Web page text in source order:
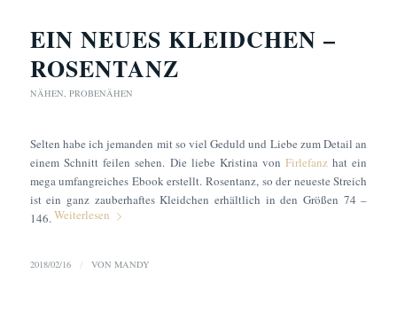
EIN NEUES KLEIDCHEN –
ROSENTANZ
NÄHEN, PROBENÄHEN
Selten habe ich jemanden mit so viel Geduld und Liebe zum Detail an
einem Schnitt feilen sehen. Die liebe Kristina vonFirlefanz hat ein
mega umfangreiches Ebook erstellt. Rosentanz, so der neueste Streich
ist ein ganz zauberhaftes Kleidchen erhältlich in den Größen 74 –
146.Weiterlesen
2018/02/16 / VON MANDY